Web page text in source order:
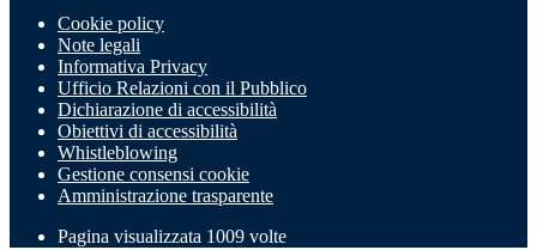
Cookie policy
Note legali
Informativa Privacy
Ufficio Relazioni con il Pubblico
Dichiarazione di accessibilità
Obiettivi di accessibilità
Whistleblowing
Gestione consensi cookie
Amministrazione trasparente
Pagina visualizzata 1009 volte